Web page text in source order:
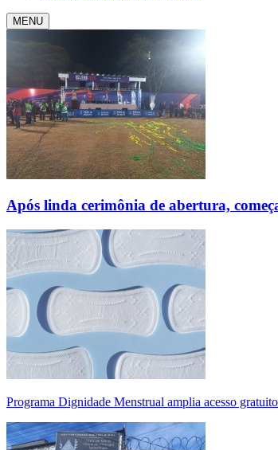
MENU
Após linda cerimônia de abertura,
Programa Dignidade Menstrual amplia acesso